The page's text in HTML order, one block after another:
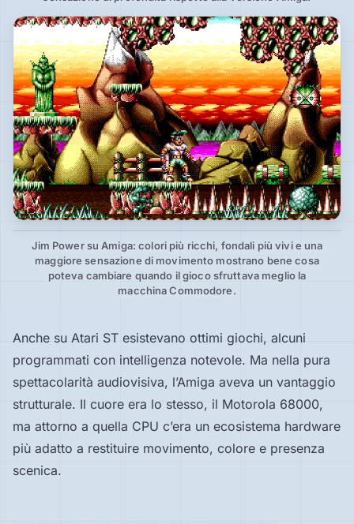
Jim Power su Amiga: colori più ricchi, fondali più vivi e una
maggiore sensazione di movimento mostrano bene cosa
poteva cambiare quando il gioco sfruttava meglio la
macchina Commodore.
Anche su Atari ST esistevano ottimi giochi, alcuni
programmati con intelligenza notevole. Ma nella pura
spettacolarità audiovisiva, l’Amiga aveva un vantaggio
strutturale. Il cuore era lo stesso, il Motorola 68000,
ma attorno a quella CPU c’era un ecosistema hardware
più adatto a restituire movimento, colore e presenza
scenica.